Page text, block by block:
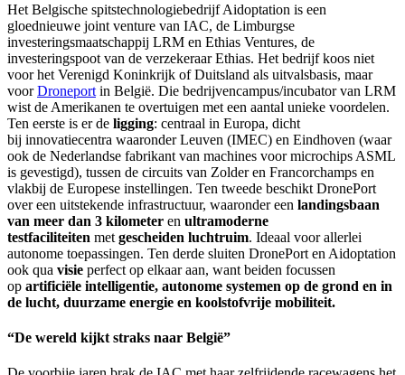
Het Belgische spitstechnologiebedrijf Aidoptation is een
gloednieuwe joint venture van IAC, de Limburgse
investeringsmaatschappij LRM en Ethias Ventures, de
investeringspoot van de verzekeraar Ethias. Het bedrijf koos niet
voor het Verenigd Koninkrijk of Duitsland als uitvalsbasis, maar
voorDroneport in België. Die bedrijvencampus/incubator van LRM
wist de Amerikanen te overtuigen met een aantal unieke voordelen.
Ten eerste is er de ligging: centraal in Europa, dicht
bij innovatiecentra waaronder Leuven (IMEC) en Eindhoven (waar
ook de Nederlandse fabrikant van machines voor microchips ASML
is gevestigd), tussen de circuits van Zolder en Francorchamps en
vlakbij de Europese instellingen. Ten tweede beschikt DronePort
over een uitstekende infrastructuur, waaronder een landingsbaan
van meer dan 3 kilometer en ultramoderne
testfaciliteiten met gescheiden luchtruim. Ideaal voor allerlei
autonome toepassingen. Ten derde sluiten DronePort en Aidoptation
ook qua visie perfect op elkaar aan, want beiden focussen
op artificiële intelligentie, autonome systemen op de grond en in
de lucht, duurzame energie en koolstofvrije mobiliteit.
“De wereld kijkt straks naar België”